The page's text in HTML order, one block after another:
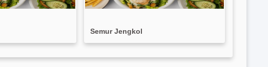
Semur Jengkol